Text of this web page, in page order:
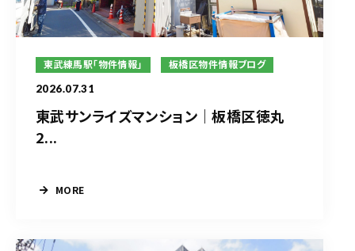
東武練馬駅「物件情報」 板橋区物件情報ブログ
2026.07.31
東武サンライズマンション｜板橋区徳丸
2...
MORE